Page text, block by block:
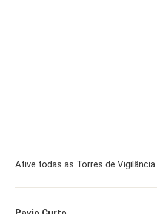
Ative todas as Torres de Vigilância.